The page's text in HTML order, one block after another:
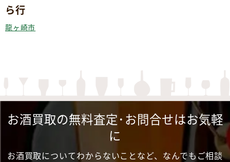
ら行
龍ヶ崎市
お酒買取の無料査定･お問合せはお気軽
に
お酒買取についてわからないことなど、なんでもご相談